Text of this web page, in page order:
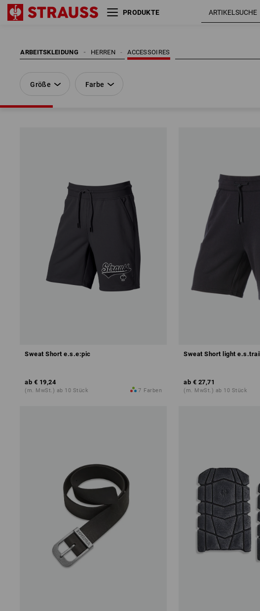
PRODUKTE
ARBEITSKLEIDUNG ACCESSOIRES
HERREN
Größe Farbe
Größe Farbe
Sweat Short e.s.e:pic
ab € 19,24
(m. MwSt.) ab 10 Stück 7 Farben
Sweat Short light e.s.trail
ab € 27,71
(m. MwSt.) ab 10 Stück